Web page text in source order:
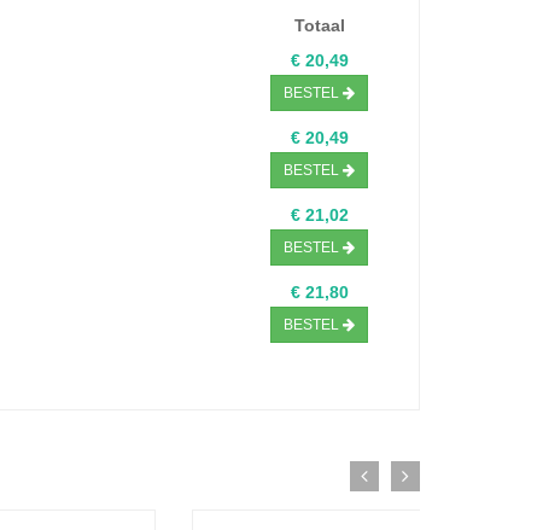
Totaal
€ 20,49
BESTEL
€ 20,49
BESTEL
€ 21,02
BESTEL
€ 21,80
BESTEL